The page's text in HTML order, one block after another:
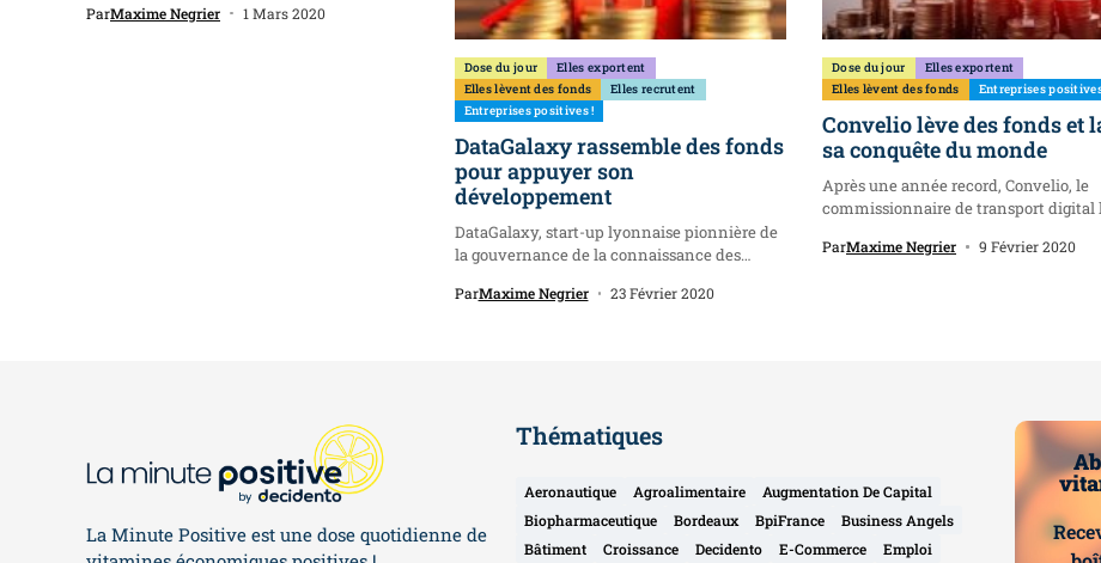
ParMaxime Negrier 1 Mars 2020
Dose du jour
Elles exportent
Elles lèvent des fonds
Elles recrutent
Entreprises positives !
DataGalaxy rassemble des fonds
pour appuyer son
développement
DataGalaxy, start-up lyonnaise pionnière de
la gouvernance de la connaissance des
ParMaxime Negrier 23 Février 2020
Dose du jour
Elles exportent
Elles lèvent des fonds
Entreprises
Convelio lève des fonds et
sa conquête du monde
Après une année record, Convelio, le
commissionnaire de transport digital
ParMaxime Negrier 9 Février 2020
La Minute Positive est une dose quotidienne de
Thématiques
Aeronautique Agroalimentaire
Augmentation De Capital
Biopharmaceutique
Bordeaux BpiFrance
Business Angels
Bâtiment
Croissance Decidento E-Commerce Emploi